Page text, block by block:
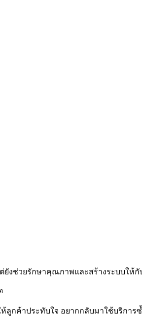
งช่วยรักษาคุณภาพและสร้างระบบให้
ลูกค้าประทับใจ อยากกลับมาใช้บริกา